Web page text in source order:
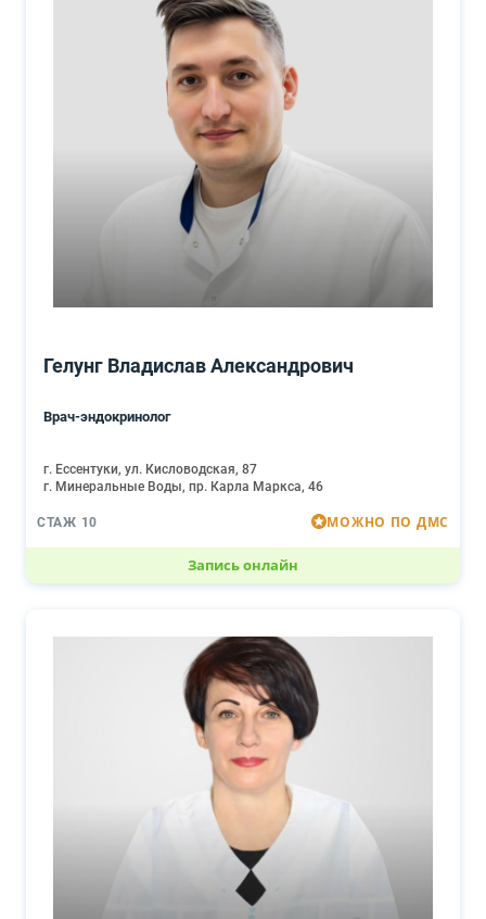
Гелунг Владислав Александрович
Врач-эндокринолог
г. Ессентуки, ул. Кисловодская, 87
г. Минеральные Воды, пр. Карла Маркса, 46
СТАЖ 10 МОЖНО ПО ДМС
Запись онлайн